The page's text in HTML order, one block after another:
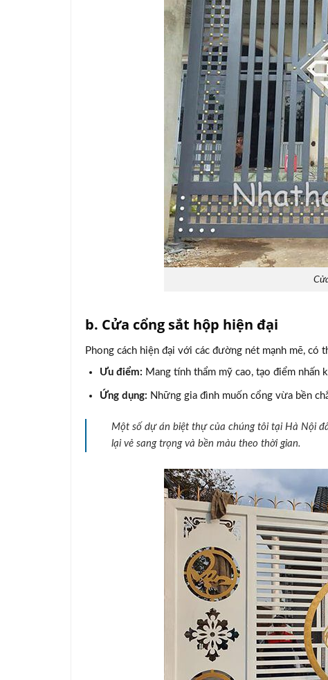
b. Cửa cổng sắt hộp hiện đại
Phong cách hiện đại với các đường nét mạnh mẽ, có
Ưu điểm: Mang tính thẩm mỹ cao, tạo điểm nhấn
Ứng dụng: Những gia đình muốn cổng vừa bền
Một số dự án biệt thự của chúng tôi tại Hà Nội
lại vẻ sang trọng và bền màu theo thời gian.